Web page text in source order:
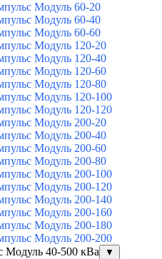
Модуль 60-20
Модуль 60-40
Модуль 60-60
Модуль 120-20
Модуль 120-40
Модуль 120-60
Модуль 120-80
Модуль 120-100
Модуль 120-120
Модуль 200-20
Модуль 200-40
Модуль 200-60
Модуль 200-80
Модуль 200-100
Модуль 200-120
Модуль 200-140
Модуль 200-160
Модуль 200-180
Модуль 200-200
40-500 кВа
▼